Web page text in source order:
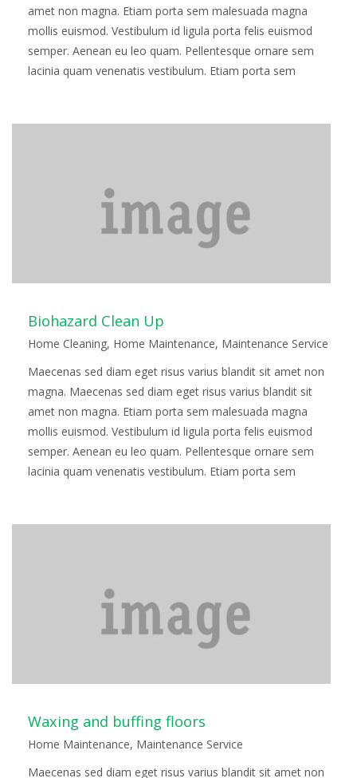
amet non magna. Etiam porta sem malesuada magna
mollis euismod. Vestibulum id ligula porta felis euismod
semper. Aenean eu leo quam. Pellentesque ornare sem
lacinia quam venenatis vestibulum. Etiam porta sem
Read more
Biohazard Clean Up
Home Cleaning, Home Maintenance, Maintenance Service
Maecenas sed diam eget risus varius blandit sit amet non
magna. Maecenas sed diam eget risus varius blandit sit
amet non magna. Etiam porta sem malesuada magna
mollis euismod. Vestibulum id ligula porta felis euismod
semper. Aenean eu leo quam. Pellentesque ornare sem
lacinia quam venenatis vestibulum. Etiam porta sem
Read more
Waxing and buffing floors
Home Maintenance, Maintenance Service
Maecenas sed diam eget risus varius blandit sit amet non